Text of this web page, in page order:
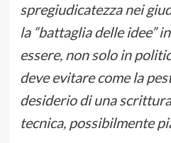
spregiudicatezza nei
la “battaglia delle idee”
essere, non solo in
deve evitare come la
desiderio di una
tecnica, possibilmente